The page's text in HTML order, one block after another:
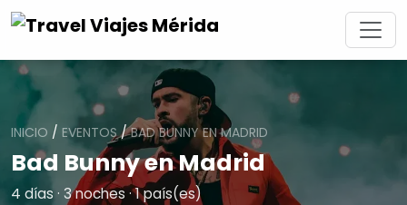
INICIO / EVENTOS/BAD BUNNY EN MADRID
Bad Bunny en Madrid
4 días · 3 noches · 1 país(es)